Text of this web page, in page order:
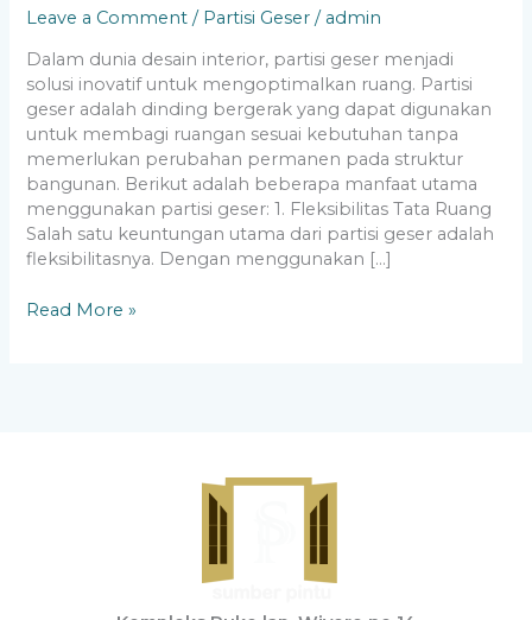
Leave a Comment / Partisi Geser / admin
Dalam dunia desain interior, partisi geser menjadi
solusi inovatif untuk mengoptimalkan ruang. Partisi
geser adalah dinding bergerak yang dapat digunakan
untuk membagi ruangan sesuai kebutuhan tanpa
memerlukan perubahan permanen pada struktur
bangunan. Berikut adalah beberapa manfaat utama
menggunakan partisi geser: 1. Fleksibilitas Tata Ruang
Salah satu keuntungan utama dari partisi geser adalah
fleksibilitasnya. Dengan menggunakan […]
Read More »